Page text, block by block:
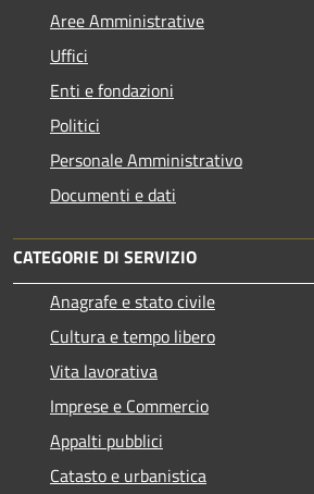
Aree Amministrative
Uffici
Enti e fondazioni
Politici
Personale Amministrativo
Documenti e dati
CATEGORIE DI SERVIZIO
Anagrafe e stato civile
Cultura e tempo libero
Vita lavorativa
Imprese e Commercio
Appalti pubblici
Catasto e urbanistica